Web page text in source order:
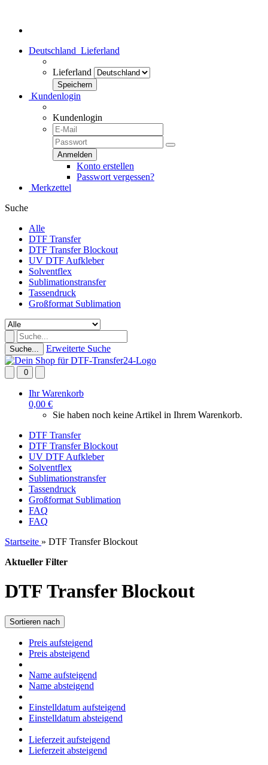
Deutschland Lieferland
Lieferland
Kundenlogin
Kundenlogin
Konto erstellen
Passwort vergessen?
Merkzettel
Suche
Alle
DTF Transfer
DTF Transfer Blockout
UV DTF Aufkleber
Solventflex
Sublimationstransfer
Tassendruck
Großformat Sublimation
Suche... Erweiterte Suche
0
Ihr Warenkorb
0,00 €
Sie haben noch keine Artikel in Ihrem Warenkorb.
DTF Transfer
DTF Transfer Blockout
UV DTF Aufkleber
Solventflex
Sublimationstransfer
Tassendruck
Großformat Sublimation
FAQ
FAQ
Startseite » DTF Transfer Blockout
Aktueller Filter
DTF Transfer Blockout
Sortieren nach
Preis aufsteigend
Preis absteigend
Name aufsteigend
Name absteigend
Einstelldatum aufsteigend
Einstelldatum absteigend
Lieferzeit aufsteigend
Lieferzeit absteigend